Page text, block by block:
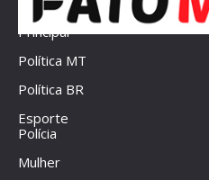
Principal
Política MT
Política BR
Esporte
Polícia
Mulher